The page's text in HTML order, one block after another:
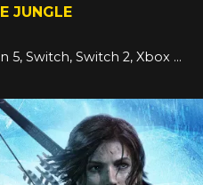
JUNGLE
PC, PlayStation 4, PlayStation 5, Switch, Switch 2, Xbox One, Xbox Series